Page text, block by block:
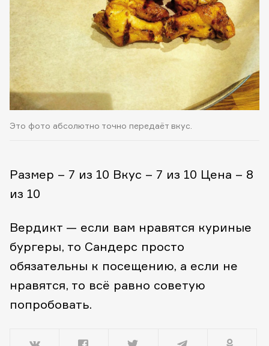
Это фото абсолютно точно передаёт вкус.
Размер – 7 из 10 Вкус – 7 из 10 Цена – 8
из 10
Вердикт — если вам нравятся куриные
бургеры, то Сандерс просто
обязательны к посещению, а если не
нравятся, то всё равно советую
попробовать.